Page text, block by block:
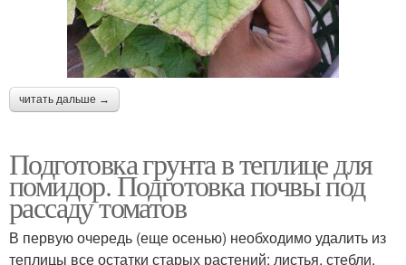
читать дальше →
Подготовка грунта в теплице для
помидор. Подготовка почвы под
рассаду томатов
В первую очередь (еще осенью) необходимо удалить из
теплицы все остатки старых растений: листья, стебли,